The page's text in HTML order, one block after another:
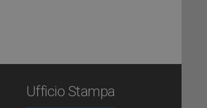
Ufficio Stampa